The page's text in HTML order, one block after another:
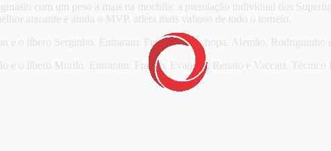
com um peso a mais na mochila: a premiação individual dos
atacante e ainda o MVP, atleta mais valioso de todo o torneio.
e o líbero Serginho. Entraram: Fernando Cachopa, Alemão, Rodriguinho
e o líbero Murilo. Entraram: Franco, Evandro, Renato e Vaccari. Técnico